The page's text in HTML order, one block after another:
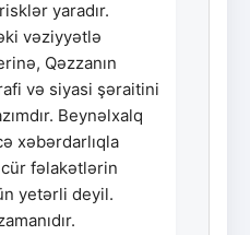
yaradır.
vəziyyətlə
Qəzzanın
və siyasi şəraitini
Beynəlxalq
xəbərdarlıqla
fəlakətlərin
yetərli deyil.